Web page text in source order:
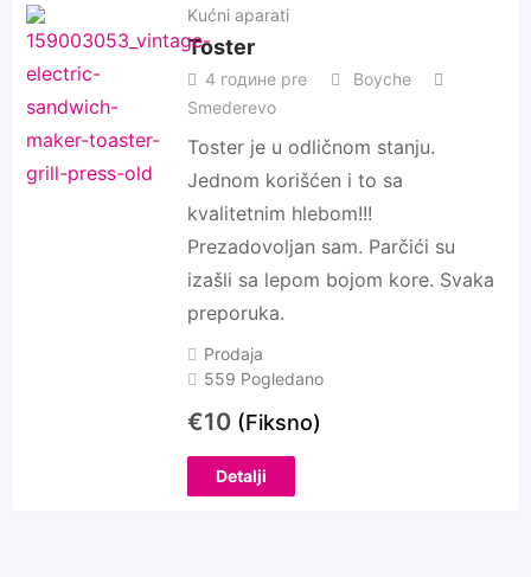
Kućni aparati
Toster
4 године pre
Boyche
Smederevo
Toster je u odličnom stanju.
Jednom korišćen i to sa
kvalitetnim hlebom!!!
Prezadovoljan sam. Parčići su
izašli sa lepom bojom kore. Svaka
preporuka.
Prodaja
559 Pogledano
€10 (Fiksno)
Detalji